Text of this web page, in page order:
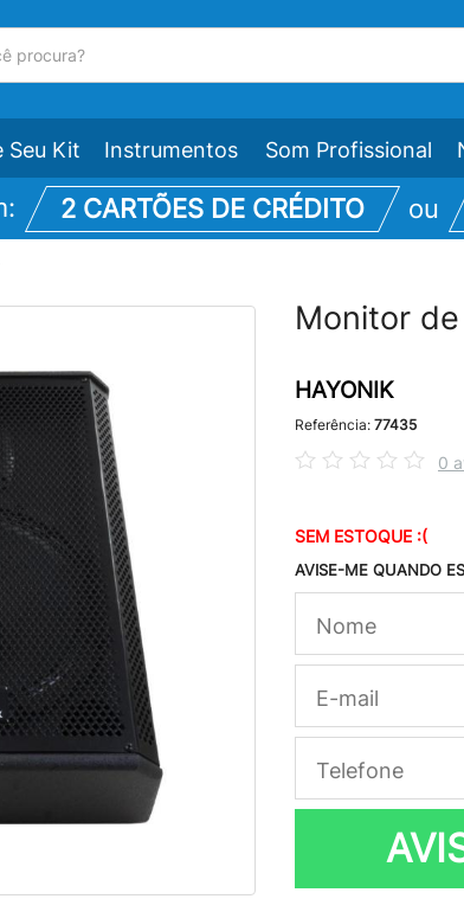
Seu Kit Instrumentos Som Profissional
2 CARTÕES DE CRÉDITO ou
Monitor
HAYONIK
Referência: 77435
0
SEM ESTOQUE :(
AVISE-ME QUANDO